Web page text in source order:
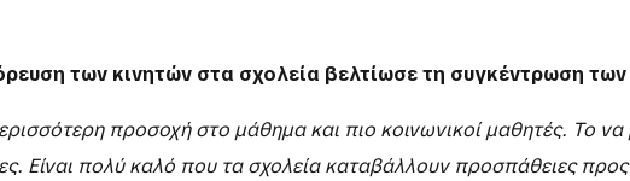
των κινητών στα σχολεία βελτίωσε τη συγκέντρωση
προσοχή στο μάθημα και πιο κοινωνικοί μαθητές. Το
Είναι πολύ καλό που τα σχολεία καταβάλλουν προσπάθειες